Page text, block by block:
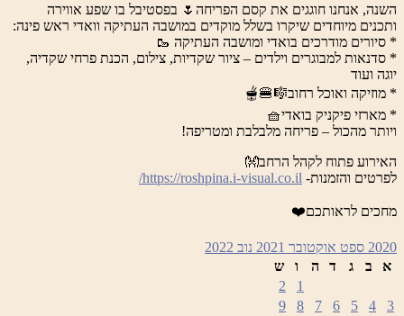
השנה, אנחנו חוגגים את קסם הפריחה🌷 בפסטיבל בו שפע אווירה
ותכנים מיוחדים שיקרו בשלל מוקדים במושבה העתיקה וואדי ראש פינה:
* סיורים מודרכים בואדי ומושבה העתיקה 🥾
* סדנאות למבוגרים וילדים – ציור שקדיות, צילום, הכנת פרחי שקדיה,
יוגה ועוד
* מוזיקה ואוכל רחוב🎼🍔🫕
* מארזי פיקניק בואדי🧺
ויותר מהכול – פריחה מלבלבת ומטריפה!
האירוע פתוח לקהל הרחב👐
לפרטים והזמנות- https://roshpina.i-visual.co.il/
מחכים לראותכם❤️
2020 ספט אוקטובר 2021 נוב 2022
א
ב ג ד ה ו
ש
1
2
3
4
5
6
7
8
9